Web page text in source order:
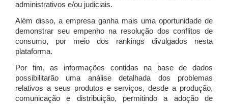
administrativos e/ou judiciais.
Além disso, a empresa ganha mais uma oportunidade de
demonstrar seu empenho na resolução dos conflitos de
consumo, por meio dos rankings divulgados nesta
plataforma.
Por fim, as informações contidas na base de dados
possibilitarão uma análise detalhada dos problemas
relativos a seus produtos e serviços, desde a produção,
comunicação e distribuição, permitindo a adoção de